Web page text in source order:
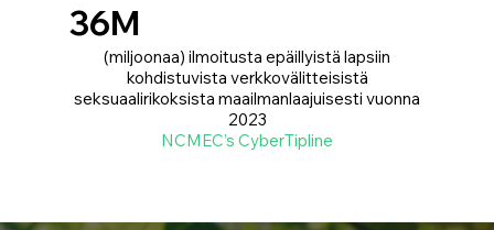
36M
(miljoonaa) ilmoitusta epäillyistä lapsiin
kohdistuvista verkkovälitteisistä
seksuaalirikoksista maailmanlaajuisesti vuonna
2023
NCMEC’s CyberTipline